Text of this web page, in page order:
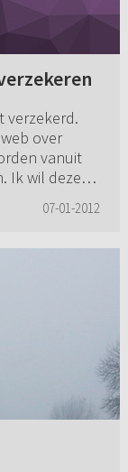
verzekerd.
over
vanuit
Ik wil deze
07-01-2012